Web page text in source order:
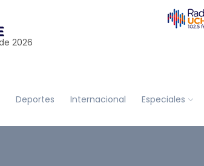
2026
Deportes Internacional Especiales